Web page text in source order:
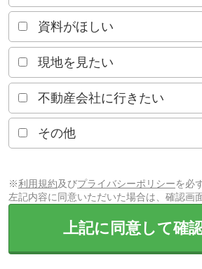
資料がほしい
現地を見たい
不動産会社に行きたい
その他
※利用規約及びプライバシーポリシーを必
左記内容に同意いただいた場合は、確認画
上記に同意して確